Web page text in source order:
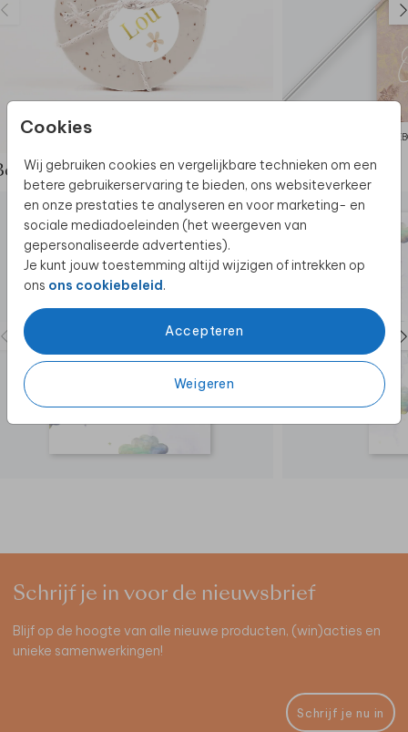
Cookies
Wij gebruiken cookies en vergelijkbare technieken om een
betere gebruikerservaring te bieden, ons websiteverkeer
en onze prestaties te analyseren en voor marketing- en
sociale mediadoeleinden (het weergeven van
gepersonaliseerde advertenties).
Je kunt jouw toestemming altijd wijzigen of intrekken op
ons ons cookiebeleid.
Accepteren
Weigeren
de complete set
Schrijf je in voor de nieuwsbrief
Blijf op de hoogte van alle nieuwe producten, (win)acties en
unieke samenwerkingen!
Schrijf je nu in